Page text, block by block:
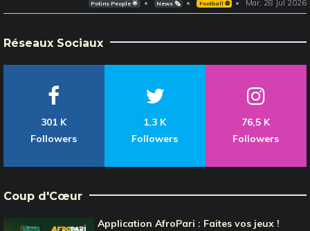
Potins People 🌟 News 🗞️ Football ⚽️ Mar, 28 Jul 2026
Réseaux Sociaux
301 K
Followers
1,3 K
Followers
76,5 K
Followers
Coup d'Cœur
Application AfroPari : Faites vos jeux !